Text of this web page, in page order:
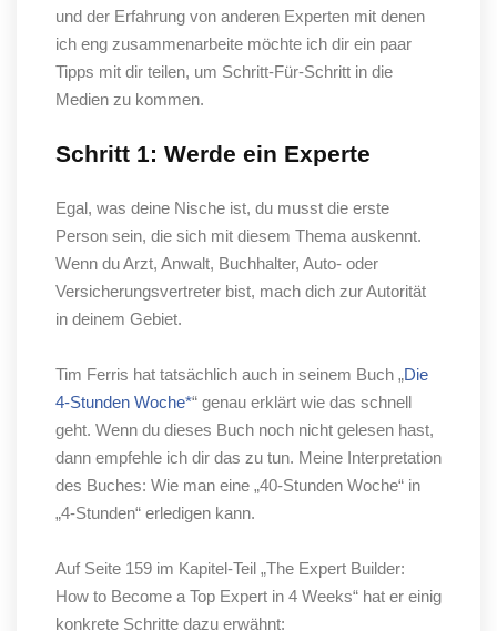
und der Erfahrung von anderen Experten mit denen
ich eng zusammenarbeite möchte ich dir ein paar
Tipps mit dir teilen, um Schritt-Für-Schritt in die
Medien zu kommen.
Schritt 1: Werde ein Experte
Egal, was deine Nische ist, du musst die erste
Person sein, die sich mit diesem Thema auskennt.
Wenn du Arzt, Anwalt, Buchhalter, Auto- oder
Versicherungsvertreter bist, mach dich zur Autorität
in deinem Gebiet.
Tim Ferris hat tatsächlich auch in seinem Buch „Die
4-Stunden Woche*“ genau erklärt wie das schnell
geht. Wenn du dieses Buch noch nicht gelesen hast,
dann empfehle ich dir das zu tun. Meine Interpretation
des Buches: Wie man eine „40-Stunden Woche“ in
„4-Stunden“ erledigen kann.
Auf Seite 159 im Kapitel-Teil „The Expert Builder:
How to Become a Top Expert in 4 Weeks“ hat er einig
konkrete Schritte dazu erwähnt: